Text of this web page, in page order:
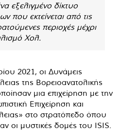
εξελιγμένο δίκτυο
που εκτείνεται από τις
περιοχές μέχρι
Χολ.
2021, οι Δυνάμεις
της Βορειοανατολικής
μια επιχείρηση με την
Επιχείρηση και
στο στρατόπεδο όπου
οι μυστικές δομές του ISIS.